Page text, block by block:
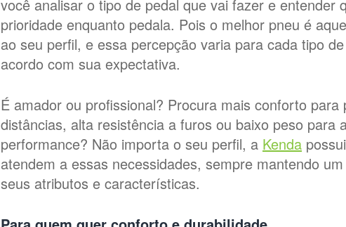
você analisar o tipo de pedal que vai fazer e entender
prioridade enquanto pedala. Pois o melhor pneu é
ao seu perfil, e essa percepção varia para cada tipo
acordo com sua expectativa.
É amador ou profissional? Procura mais conforto para
distâncias, alta resistência a furos ou baixo peso para
performance? Não importa o seu perfil, a Kenda
atendem a essas necessidades, sempre mantendo
seus atributos e características.